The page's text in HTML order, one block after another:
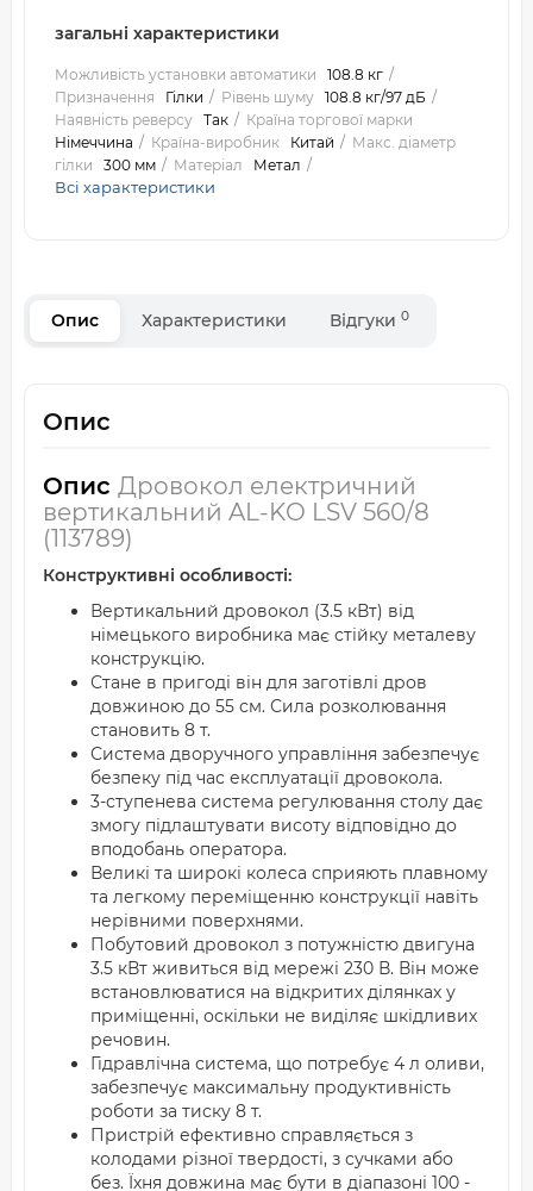
загальні характеристики
Можливість установки автоматики
108.8 кг
Призначення
Гілки Рівень шуму 108.8 кг/97 дБ
Наявність реверсу Так
Країна торгової марки
Німеччина
Країна-виробник Китай
Макс. діаметр
гілки
300 мм Матеріал Метал
Всі характеристики
Опис Характеристики Відгуки 0
Опис
Опис Дровокол електричний
вертикальний AL-KO LSV 560/8
(113789)
Конструктивні особливості:
Вертикальний дровокол (3.5 кВт) від
німецького виробника має стійку металеву
конструкцію.
Стане в пригоді він для заготівлі дров
довжиною до 55 см. Сила розколювання
становить 8 т.
Система дворучного управління забезпечує
безпеку під час експлуатації дровокола.
3-ступенева система регулювання столу дає
змогу підлаштувати висоту відповідно до
вподобань оператора.
Великі та широкі колеса сприяють плавному
та легкому переміщенню конструкції навіть
нерівними поверхнями.
Побутовий дровокол з потужністю двигуна
3.5 кВт живиться від мережі 230 В. Він може
встановлюватися на відкритих ділянках у
приміщенні, оскільки не виділяє шкідливих
речовин.
Гідравлічна система, що потребує 4 л оливи,
забезпечує максимальну продуктивність
роботи за тиску 8 т.
Пристрій ефективно справляється з
колодами різної твердості, з сучками або
без. Їхня довжина має бути в діапазоні 100 -